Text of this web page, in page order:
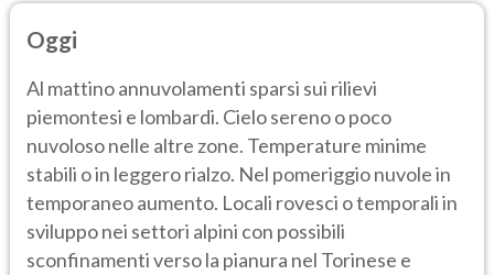
Oggi
Al mattino annuvolamenti sparsi sui rilievi
piemontesi e lombardi. Cielo sereno o poco
nuvoloso nelle altre zone. Temperature minime
stabili o in leggero rialzo. Nel pomeriggio nuvole in
temporaneo aumento. Locali rovesci o temporali in
sviluppo nei settori alpini con possibili
sconfinamenti verso la pianura nel Torinese e